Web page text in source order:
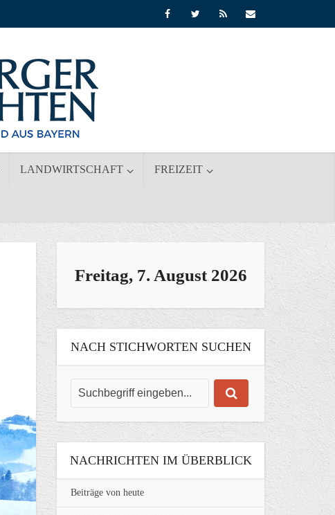
LANDWIRTSCHAFT FREIZEIT
Freitag, 7. August 2026
NACH STICHWORTEN SUCHEN
NACHRICHTEN IM ÜBERBLICK
Beiträge von heute